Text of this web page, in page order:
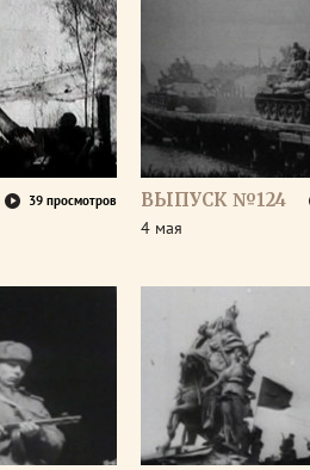
39 просмотров ВЫПУСК №124
4 мая